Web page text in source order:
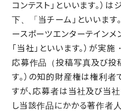
コンテスト」といいます。）
下、「当チーム」といいます
ースポーツエンターテインメ
「当社」といいます。）が実施
応募作品（投稿写真及び投
す。）の知的財産権は権利
すが、応募者は当社及び当
し当該作品にかかる著作者